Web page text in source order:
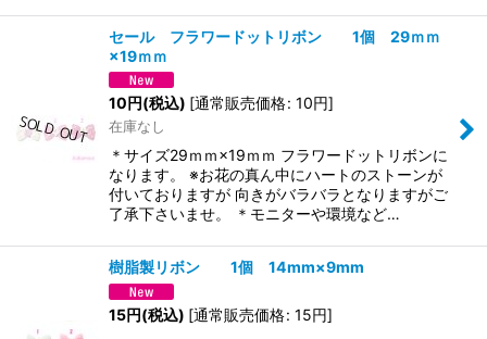
セール フラワードットリボン 1個 29ｍｍ
×19ｍｍ
10円(税込) [通常販売価格: 10円]
在庫なし
＊サイズ29ｍｍ×19ｍｍ フラワードットリボンに
なります。 ※お花の真ん中にハートのストーンが
付いておりますが 向きがバラバラとなりますがご
了承下さいませ。 ＊モニターや環境など…
樹脂製リボン 1個 14mm×9mm
15円(税込) [通常販売価格: 15円]